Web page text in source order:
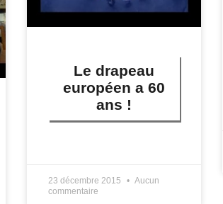
Le drapeau
européen a 60
ans !
23 décembre 2015
Aucun
commentaire